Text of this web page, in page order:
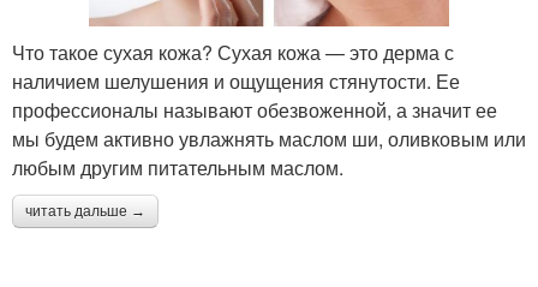
Что такое сухая кожа? Сухая кожа — это дерма с
наличием шелушения и ощущения стянутости. Ее
профессионалы называют обезвоженной, а значит ее
мы будем активно увлажнять маслом ши, оливковым или
любым другим питательным маслом.
читать дальше →